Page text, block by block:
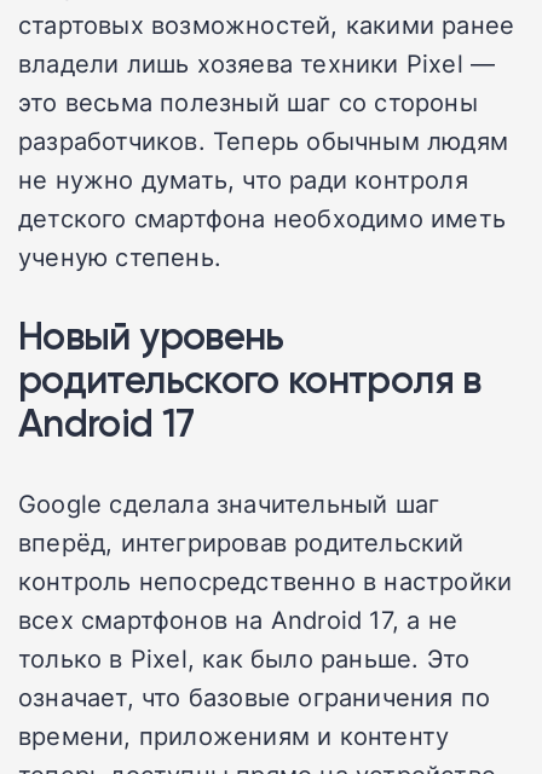
стартовых возможностей, какими ранее
владели лишь хозяева техники Pixel —
это весьма полезный шаг со стороны
разработчиков. Теперь обычным людям
не нужно думать, что ради контроля
детского смартфона необходимо иметь
ученую степень.
Новый уровень
родительского контроля в
Android 17
Google сделала значительный шаг
вперёд, интегрировав родительский
контроль непосредственно в настройки
всех смартфонов на Android 17, а не
только в Pixel, как было раньше. Это
означает, что базовые ограничения по
времени, приложениям и контенту